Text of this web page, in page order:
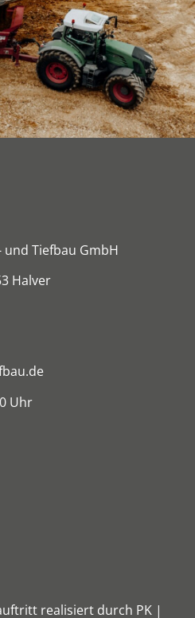
Tiefbau GmbH
Halver
Uhr
realisiert durch PK |